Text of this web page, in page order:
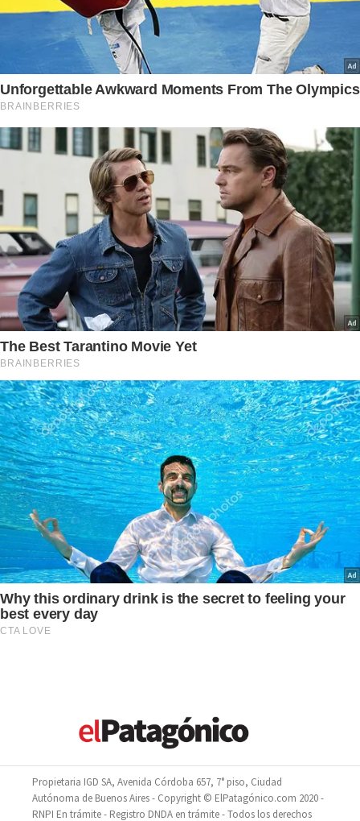
Propietaria IGD SA, Avenida Córdoba 657, 7° piso, Ciudad
Autónoma de Buenos Aires - Copyright © ElPatagónico.com 2020 -
RNPI En trámite - Registro DNDA en trámite - Todos los derechos